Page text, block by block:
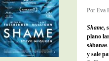
Por Eva
Shame,
plano
y sale